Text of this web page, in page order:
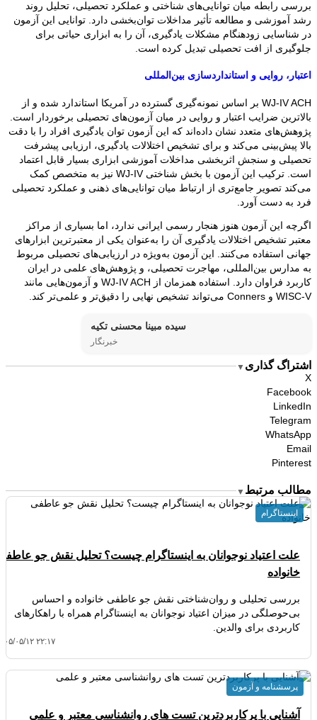
بررسی رابطه میان توانایی‌های شناختی و عملکرد تحصیلی، تحلیل روند
رشد آموزشی و مطالعه تأثیر مداخلات توان‌بخشی دارد. توانایی این آزمون
در شناسایی زودهنگام مشکلات یادگیری، آن را به ابزاری حیاتی برای
جلوگیری از افت تحصیلی تبدیل کرده است.
اعتبار، روایی و استانداردسازی بین‌المللی
WJ-IV ACH بر اساس نمونه‌گیری گسترده در آمریکا استاندارد شده و از
بالاترین ضرایب اعتبار و روایی در میان آزمون‌های تحصیلی برخوردار است.
پژوهش‌های متعدد نشان داده‌اند که این آزمون توان یادگیری افراد را با دقت
بالا پیش‌بینی می‌کند و برای تشخیص اختلالات یادگیری، ارزیابی پیشرفت
تحصیلی و سنجش اثربخشی مداخلات آموزشی ابزاری بسیار قابل اعتماد
است. ترکیب این آزمون با بخش شناختی WJ-IV نیز به متخصص کمک
می‌کند تصویر جامع‌تری از ارتباط میان توانایی‌های ذهنی و عملکرد تحصیلی
فرد به دست آورد.
اگرچه این آزمون هنوز هنجار رسمی ایرانی ندارد، اما بسیاری از مراکز
معتبر تشخیص اختلالات یادگیری آن را به‌عنوان یکی از معتبرترین ابزارهای
جهانی استفاده می‌کنند. این آزمون به‌ویژه در ارزیابی‌های تحصیلی مربوط
به مدارس بین‌المللی، مهاجرت تحصیلی، و پژوهش‌های علمی در ایران
کاربرد فراوان دارد. استفاده همزمان از WJ-IV ACH و آزمون‌هایی مانند
WISC-V و Conners می‌تواند تشخیص نهایی را دقیق‌تر و علمی‌تر کند.
سیده مبینا محسنی تکیه
خبرنگار
اشتراگ گذاری ▼
X
Facebook
LinkedIn
Telegram
WhatsApp
Email
Pinterest
مطالب مرتبط ▼
علت اعتیاد نوجوانان به اینستاگرام چیست؟ تحلیل نقش جو
خانواده
بررسی تحلیلی و روان‌شناختی نقش جو عاطفی خانواده و احساس
بی‌حوصلگی در میزان اعتیاد نوجوانان به اینستاگرام همراه با راهکارهای
کاربردی برای والدین.
۱۴۰۵/۰۵/۱۲
اینستاگرام
آشنایی با پرکاربردترین تست های روانشناسی معتبر و علمی
پرسشنامه و آزمون